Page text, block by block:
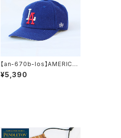
【an-670b-los】AMERICA
N NEEDLE アメリカンニード
ル MINOR LEAGUE BASEB
¥5,390